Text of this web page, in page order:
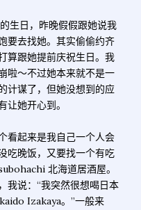
生日，昨晚假假跟她说我
要去找她。其实偷偷约齐
算跟她提前庆祝生日。我
啦～不过她本来就不是一
计谋了，但她没想到的应
她开心到。
看起来是我自己一个人会
吃晚饭，又要找一个有吃
北海道居酒屋。
我说：“我突然很想喝日本
Izakaya。”一般来